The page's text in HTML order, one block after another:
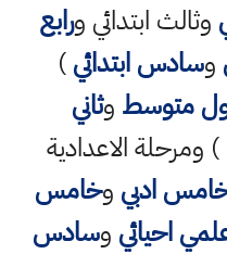
وثالث ابتدائي ورابع
وسادس ابتدائي)
متوسط وثاني
) ومرحلة الاعدادية
ادبي وخامس
احيائي وسادس